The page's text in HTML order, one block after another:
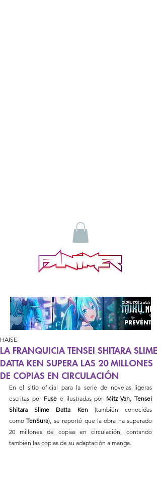
LA FRANQUICIA TENSEI SHITARA SLIME
DATTA KEN SUPERA LAS 20 MILLONES
DE COPIAS EN CIRCULACIÓN
HAISE
En el sitio oficial para la serie de novelas ligeras
escritas por Fuse e ilustradas por Mitz Vah Tensei
Shitara Slime Datta Ken (también conocidas
como TenSura), se reportó que la obra ha superado
20 millones de copias en circulación, contando
también las copias de su adaptación a manga.